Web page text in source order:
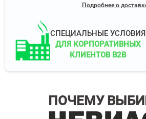
Подробнее о
СПЕЦИАЛЬНЫЕ УСЛОВИЯ
ДЛЯ КОРПОРАТИВНЫХ
КЛИЕНТОВ B2B
ПОЧЕМУ